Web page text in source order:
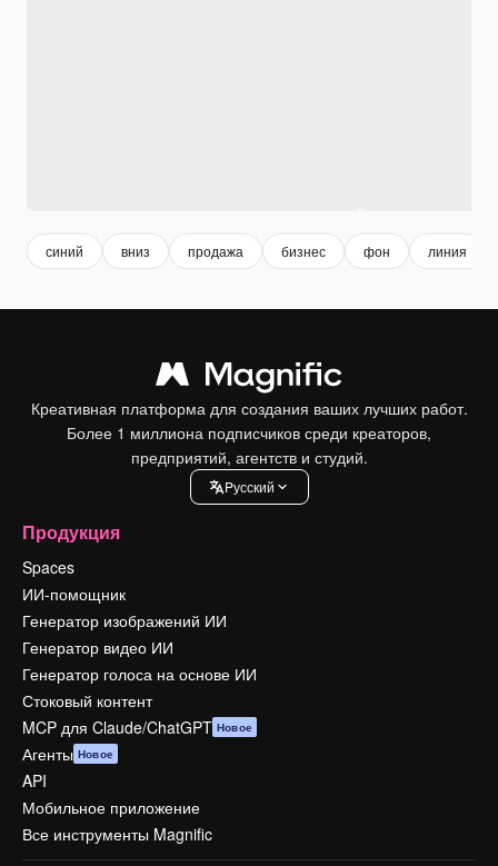
синий вниз продажа бизнес фон линия
Креативная платформа для создания ваших лучших работ.
Более 1 миллиона подписчиков среди креаторов,
предприятий, агентств и студий.
Pусский
Продукция
Spaces
ИИ-помощник
Генератор изображений ИИ
Генератор видео ИИ
Генератор голоса на основе ИИ
Стоковый контент
MCP для Claude/ChatGPT Новое
Агенты Новое
API
Мобильное приложение
Все инструменты Magnific